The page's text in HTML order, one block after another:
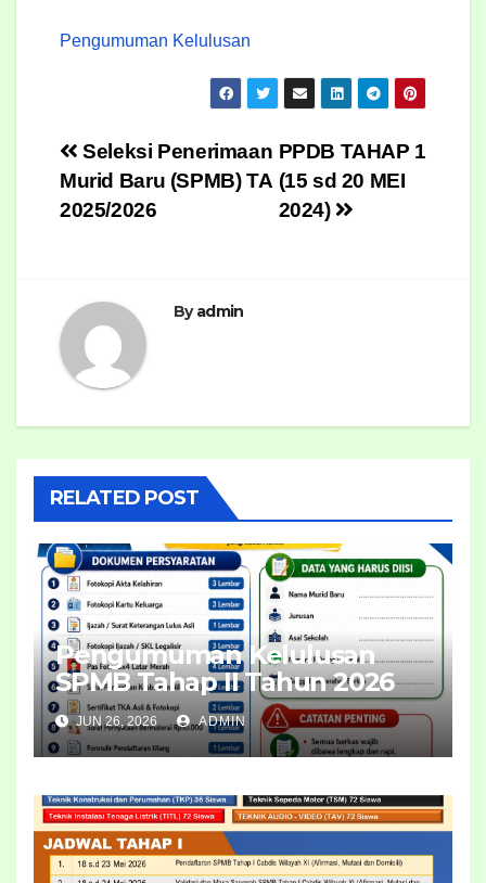
Pengumuman Kelulusan
Post
navigation
PPDB TAHAP 1
(15 sd 20 MEI
2024)
Seleksi Penerimaan
Murid Baru (SPMB) TA
2025/2026
Byadmin
RELATED POST
Pengumuman Kelulusan
SPMB Tahap II Tahun 2026
JUN 26, 2026 ADMIN